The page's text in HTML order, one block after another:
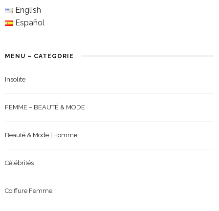
English
Español
MENU – CATEGORIE
Insolite
FEMME – BEAUTÉ & MODE
Beauté & Mode | Homme
Célébrités
Coiffure Femme